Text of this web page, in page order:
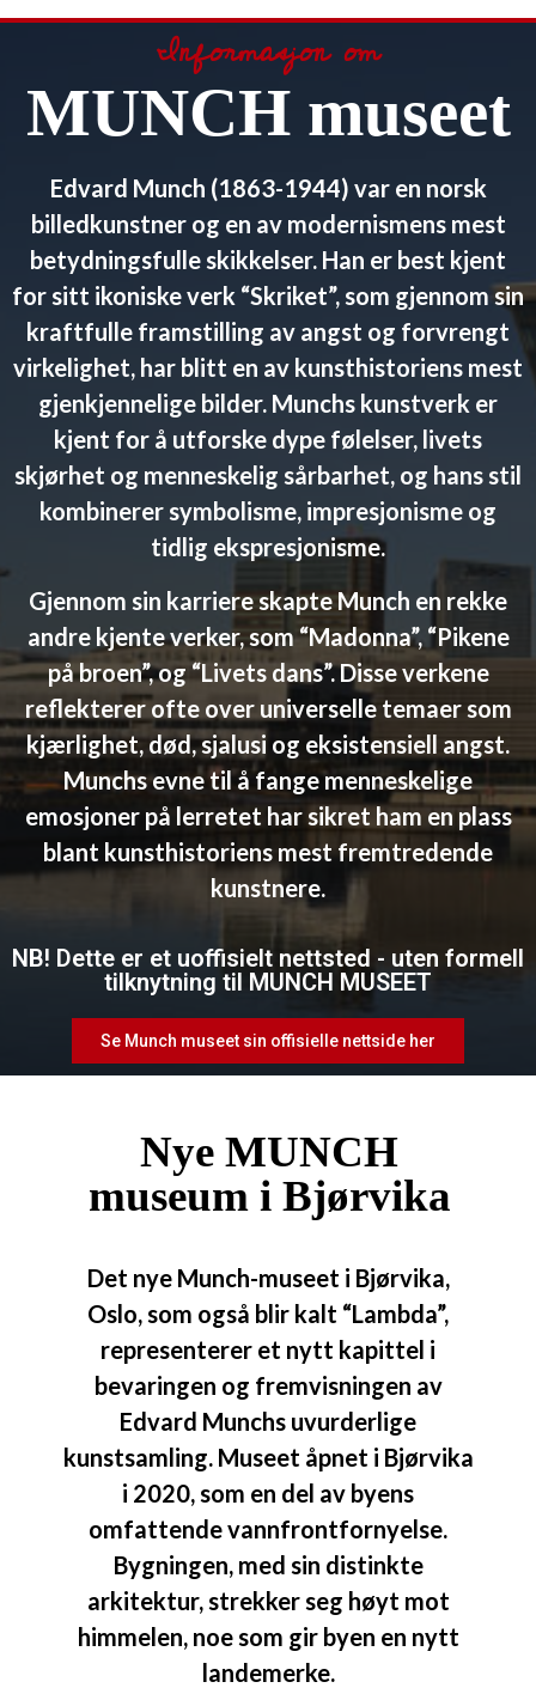
Informasjon om
MUNCH museet
Edvard Munch (1863-1944) var en norsk
billedkunstner og en av modernismens mest
betydningsfulle skikkelser. Han er best kjent
for sitt ikoniske verk “Skriket”, som gjennom sin
kraftfulle framstilling av angst og forvrengt
virkelighet, har blitt en av kunsthistoriens mest
gjenkjennelige bilder. Munchs kunstverk er
kjent for å utforske dype følelser, livets
skjørhet og menneskelig sårbarhet, og hans stil
kombinerer symbolisme, impresjonisme og
tidlig ekspresjonisme.
Gjennom sin karriere skapte Munch en rekke
andre kjente verker, som “Madonna”, “Pikene
på broen”, og “Livets dans”. Disse verkene
reflekterer ofte over universelle temaer som
kjærlighet, død, sjalusi og eksistensiell angst.
Munchs evne til å fange menneskelige
emosjoner på lerretet har sikret ham en plass
blant kunsthistoriens mest fremtredende
kunstnere.
NB! Dette er et uoffisielt nettsted - uten formell
tilknytning til MUNCH MUSEET
Se Munch museet sin offisielle nettside her
Nye MUNCH
museum i Bjørvika
Det nye Munch-museet i Bjørvika,
Oslo, som også blir kalt “Lambda”,
representerer et nytt kapittel i
bevaringen og fremvisningen av
Edvard Munchs uvurderlige
kunstsamling. Museet åpnet i Bjørvika
i 2020, som en del av byens
omfattende vannfrontfornyelse.
Bygningen, med sin distinkte
arkitektur, strekker seg høyt mot
himmelen, noe som gir byen en nytt
landemerke.